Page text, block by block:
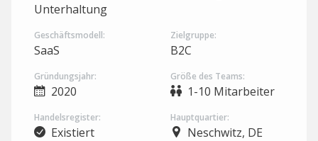
Unterhaltung
Geschäftsmodell:
SaaS
Zielgruppe:
B2C
Gründungsjahr:
2020
Größe des Teams:
1-10 Mitarbeiter
Handelsregister:
Existiert
Hauptquartier:
Neschwitz, DE